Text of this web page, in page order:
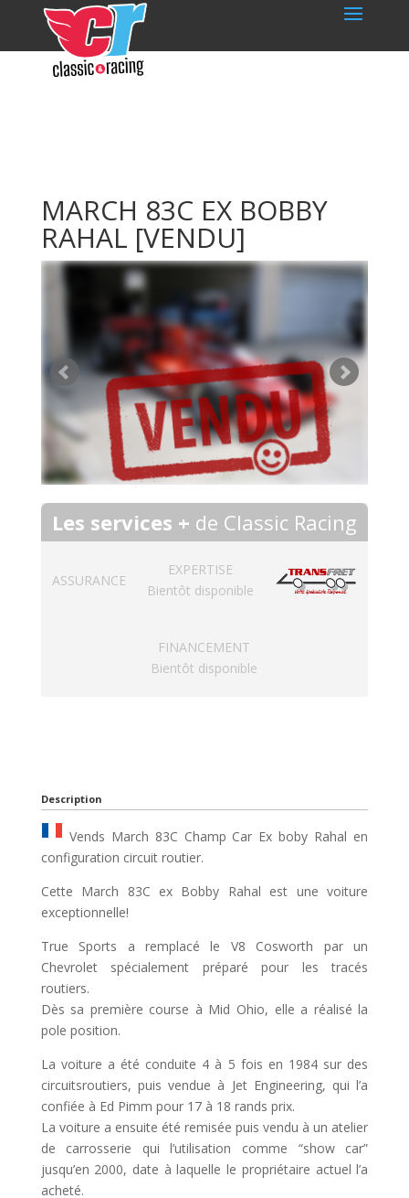
MARCH 83C EX BOBBY
RAHAL [VENDU]
Les services + de Classic Racing
ASSURANCE
EXPERTISE
Bientôt disponible
FINANCEMENT
Bientôt disponible
Description
Vends March 83C Champ Car Ex boby Rahal en
configuration circuit routier.
Cette March 83C ex Bobby Rahal est une voiture
exceptionnelle!
True Sports a remplacé le V8 Cosworth par un
Chevrolet spécialement préparé pour les tracés
routiers.
Dès sa première course à Mid Ohio, elle a réalisé la
pole position.
La voiture a été conduite 4 à 5 fois en 1984 sur des
circuitsroutiers, puis vendue à Jet Engineering, qui l’a
confiée à Ed Pimm pour 17 à 18 rands prix.
La voiture a ensuite été remisée puis vendu à un atelier
de carrosserie qui l’utilisation comme “show car”
jusqu’en 2000, date à laquelle le propriétaire actuel l’a
acheté.